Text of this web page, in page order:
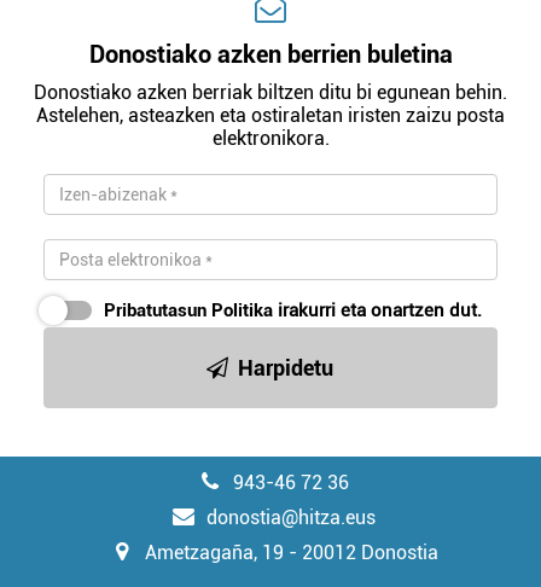
Donostiako azken berrien buletina
Donostiako azken berriak biltzen ditu bi egunean behin.
Astelehen, asteazken eta ostiraletan iristen zaizu posta
elektronikora.
Pribatutasun Politika irakurri eta onartzen dut.
Harpidetu
943-46 72 36
donostia@hitza.eus
Ametzagaña, 19 - 20012 Donostia